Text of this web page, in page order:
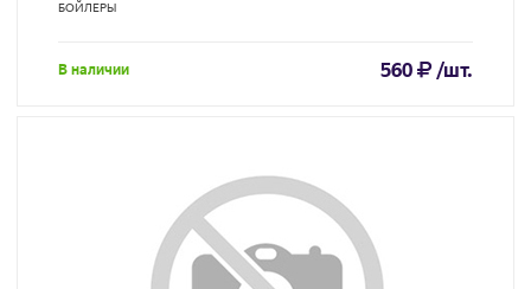
БОЙЛЕРЫ
В наличии 560 /шт.